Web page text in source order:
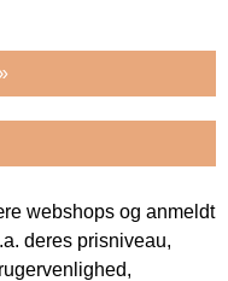
webshops og anmeldt
deres prisniveau,